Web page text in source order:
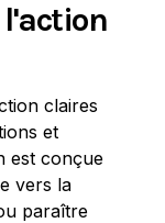
claires
et
est conçue
vers la
paraître